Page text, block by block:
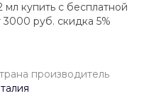
мл купить с бесплатной
3000 руб. скидка 5%
производитель